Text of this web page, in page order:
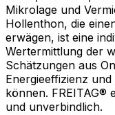
Mikrolage und
Hollenthon, die
erwägen, ist eine
Wertermittlung der
Schätzungen aus
Energieeffizienz
können. FREITAG®
und unverbindlich.